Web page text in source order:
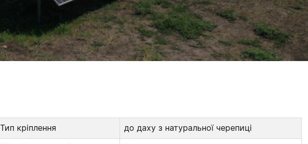
Тип кріплення до даху з натуральної черепиці